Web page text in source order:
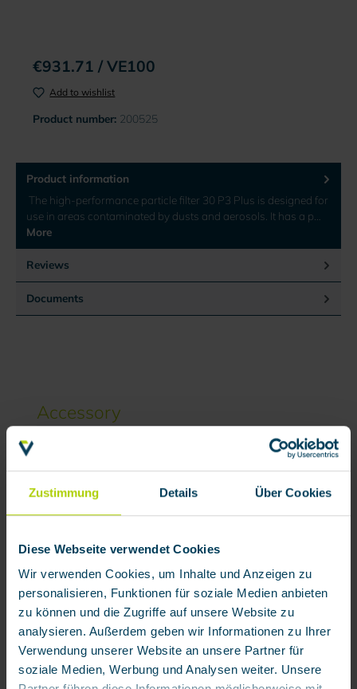
Zustimmung Details Über Cookies
Diese Webseite verwendet Cookies
Wir verwenden Cookies, um Inhalte und Anzeigen zu
personalisieren, Funktionen für soziale Medien anbieten
zu können und die Zugriffe auf unsere Website zu
analysieren. Außerdem geben wir Informationen zu Ihrer
Verwendung unserer Website an unsere Partner für
soziale Medien, Werbung und Analysen weiter. Unsere
€931.71 / VE100
Add to wishlist
Product number: 200525
Product information
The high-performance particle filter 30 P3 Plus is designed for
use in areas contaminated by dusts and aerosols. It has a p…
More
Reviews
Documents
Skip product gallery
Accessory
Full face mask mod. BRK 820
Product number:111200
€148.33 / each